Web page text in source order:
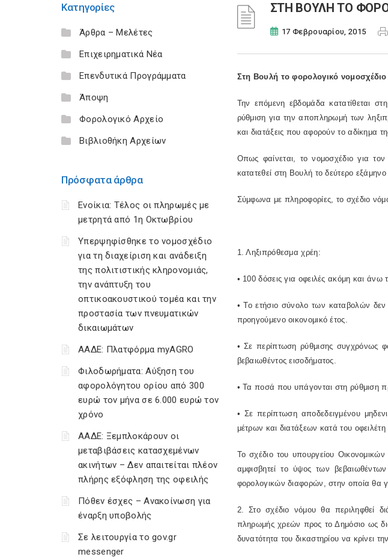
Κατηγορίες
Άρθρα – Μελέτες
Επιχειρηματικά Νέα
Επενδυτικά Προγράμματα
Άποψη
Φορολογικό Αρχείο
Βιβλιοθήκη Αρχείων
Πρόσφατα άρθρα
Ενοίκια: Τέλος οι πληρωμές με
μετρητά από 1η Οκτωβρίου
Υπερψηφίσθηκε το νομοσχέδιο
για τη διαχείριση και ανάδειξη
της πολιτιστικής κληρονομιάς,
την ανάπτυξη του
οπτικοακουστικού τομέα και την
προστασία των πνευματικών
δικαιωμάτων
ΑΑΔΕ: Πλατφόρμα myAGRO
Φιλοδωρήματα: Αύξηση του
αφορολόγητου ορίου από 300
ευρώ τον μήνα σε 6.000 ευρώ τον
χρόνο
ΑΑΔΕ: Ξεμπλοκάρουν οι
μεταβιβάσεις κατασχεμένων
ακινήτων – Δεν απαιτείται πλέον
πλήρης εξόφληση της οφειλής
Πόθεν έσχες – Ανακοίνωση για
έναρξη υποβολής
Σε λειτουργία το gov.gr
messenger
ΣΤΗ ΒΟΥΛΗ ΤΟ
17 Φεβρουαρίου, 2015
Στη Βουλή το φορολογικό
Την επόμενη εβδομάδα κατατίθεται
ρύθμιση για την αποπληρωμή των
και διατάξεις που αφορούν το αδίκημα
Οπως φαίνεται, το νομοσχέδιο για
κατατεθεί στη Βουλή το δεύτερο
Σύμφωνα με πληροφορίες, το σχέδιο
1. Ληξιπρόθεσμα χρέη:
• 100 δόσεις για οφειλές ακόμη και άνω
• Το ετήσιο σύνολο των καταβολών δεν
προηγούμενο οικονομικό έτος.
• Σε περίπτωση ρύθμισης συγχρόνως
βεβαιωθέντος εισοδήματος.
• Τα ποσά που υπάγονται στη ρύθμιση
• Σε περίπτωση αποδεδειγμένου
μέτρων και διατάξεων κατά του
Το σχέδιο του υπουργείου
αμφισβητεί το ύψος των
φορολογικών διαφορών, στην οποία θα
2. Στο σχέδιο νόμου θα περιληφθεί
πληρωμής χρεών προς το Δημόσιο ως
δυνατότητα του δικαστηρίου να κρίνει